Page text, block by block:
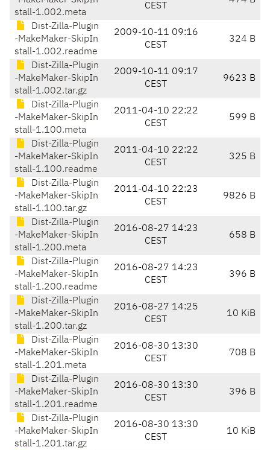
stall-1.002.meta
CEST
Dist-Zilla-Plugin
-MakeMaker-SkipIn
stall-1.002.readme
2009-10-11 09:16
CEST
324 B
Dist-Zilla-Plugin
-MakeMaker-SkipIn
stall-1.002.tar.gz
2009-10-11 09:17
CEST
9623 B
Dist-Zilla-Plugin
-MakeMaker-SkipIn
stall-1.100.meta
2011-04-10 22:22
CEST
599 B
Dist-Zilla-Plugin
-MakeMaker-SkipIn
stall-1.100.readme
2011-04-10 22:22
CEST
325 B
Dist-Zilla-Plugin
-MakeMaker-SkipIn
stall-1.100.tar.gz
2011-04-10 22:23
CEST
9826 B
Dist-Zilla-Plugin
-MakeMaker-SkipIn
stall-1.200.meta
2016-08-27 14:23
CEST
658 B
Dist-Zilla-Plugin
-MakeMaker-SkipIn
stall-1.200.readme
2016-08-27 14:23
CEST
396 B
Dist-Zilla-Plugin
-MakeMaker-SkipIn
stall-1.200.tar.gz
2016-08-27 14:25
CEST
10 KiB
Dist-Zilla-Plugin
-MakeMaker-SkipIn
stall-1.201.meta
2016-08-30 13:30
CEST
708 B
Dist-Zilla-Plugin
-MakeMaker-SkipIn
stall-1.201.readme
2016-08-30 13:30
CEST
396 B
Dist-Zilla-Plugin
-MakeMaker-SkipIn
stall-1.201.tar.gz
2016-08-30 13:30
CEST
10 KiB